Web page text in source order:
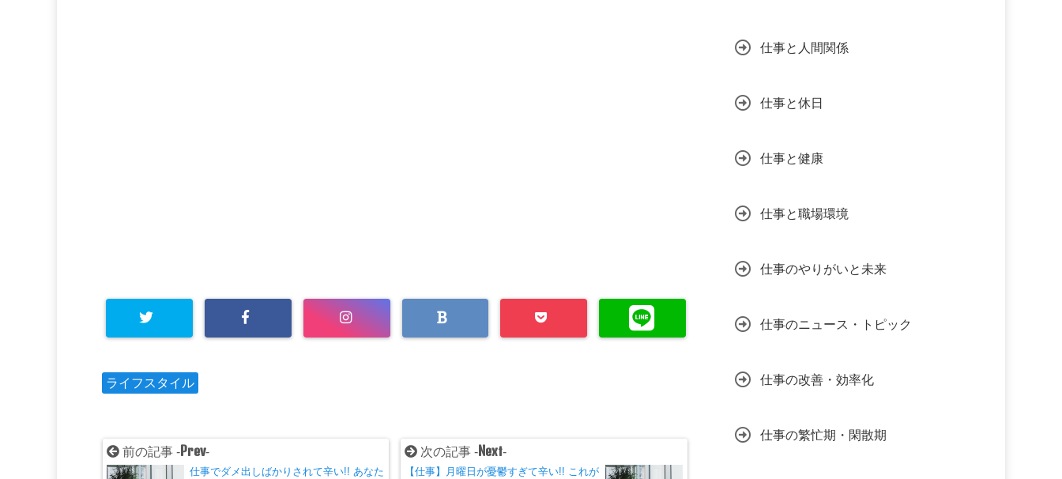
ライフスタイル
前の記事 -Prev-
仕事でダメ出しばかりされて辛い!! あなた
次の記事 - Next-
【仕事】月曜日が憂鬱すぎて辛い!! これが
仕事と人間関係
仕事と休日
仕事と健康
仕事と職場環境
仕事のやりがいと未来
仕事のニュース・トピック
仕事の改善・効率化
仕事の繁忙期・閑散期